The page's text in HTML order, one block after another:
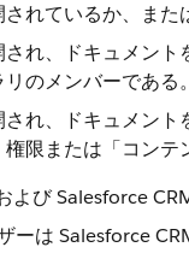
れているか、また
れ、ドキュメン
のメンバーである。
れ、ドキュメン
限または「コンテ
び Salesforce
は Salesforce